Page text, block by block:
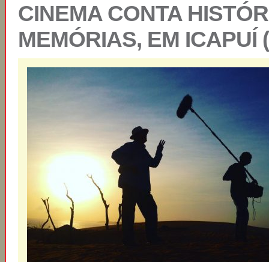
CINEMA CONTA
MEMÓRIAS, EM ICAPUÍ